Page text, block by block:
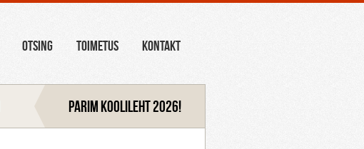
OTSING TOIMETUS KONTAKT
Parim koolileht 2026!